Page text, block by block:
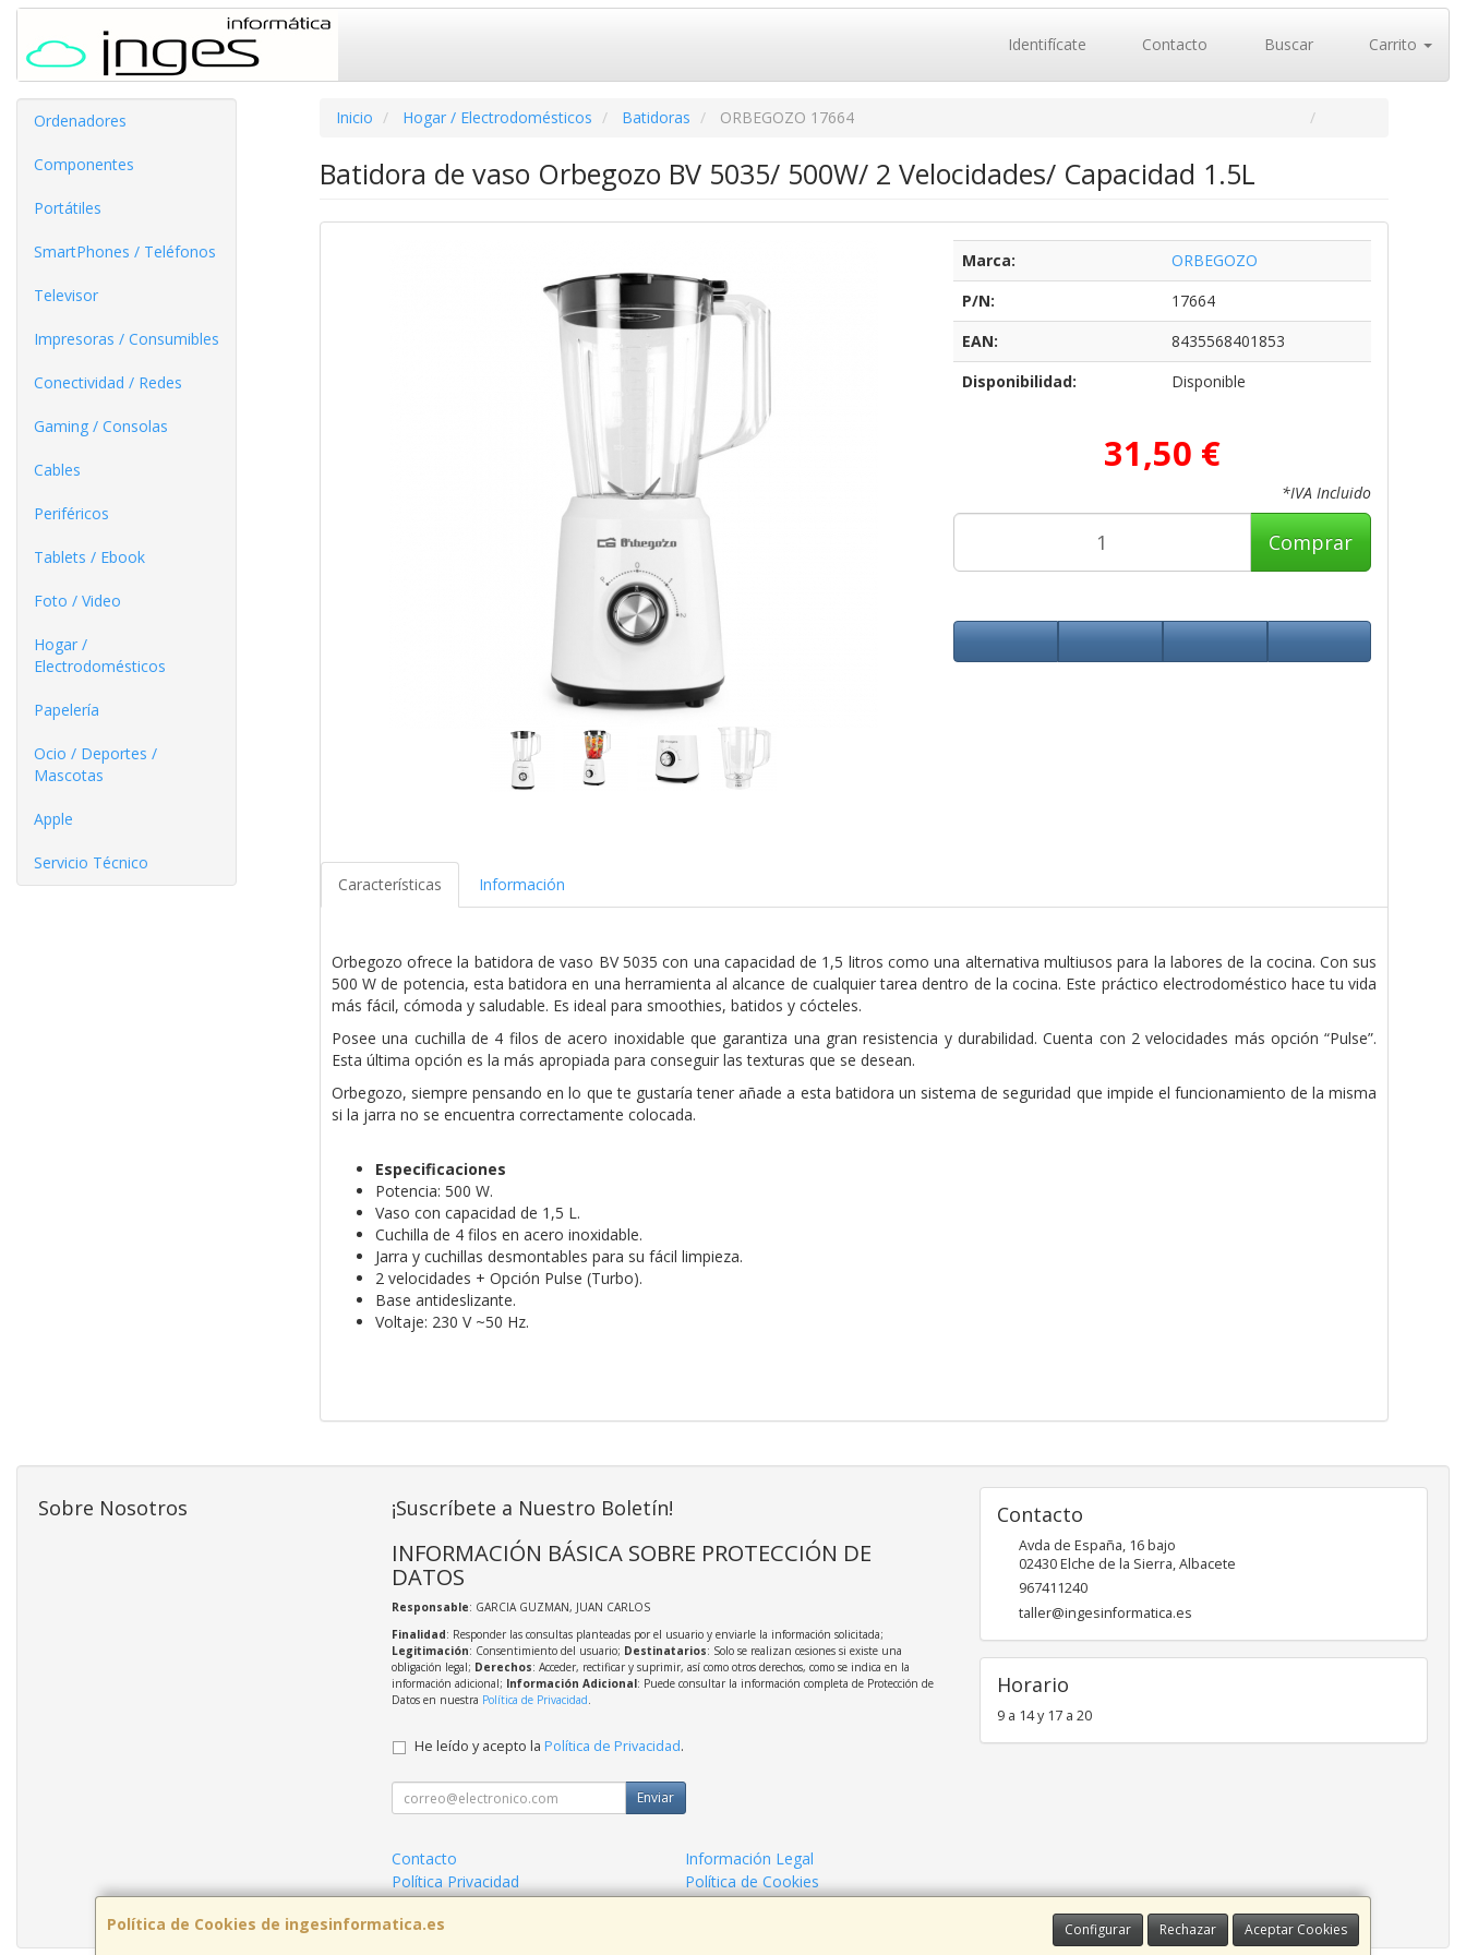
Identifícate Contacto Buscar Carrito
Ordenadores
Componentes
Portátiles
SmartPhones / Teléfonos
Televisor
Impresoras / Consumibles
Conectividad / Redes
Gaming / Consolas
Cables
Periféricos
Tablets / Ebook
Foto / Video
Hogar /
Electrodomésticos
Papelería
Ocio / Deportes /
Mascotas
Apple
Servicio Técnico
Inicio Hogar / Electrodomésticos Batidoras ORBEGOZO 17664
Batidora de vaso Orbegozo BV 5035/ 500W/ 2 Velocidades/ Capacidad 1.5L
Marca:
ORBEGOZO
P/N:
17664
EAN:
8435568401853
Disponibilidad:
Disponible
31,50 €
*IVA Incluido
Comprar
Características Información
Orbegozo ofrece la batidora de vaso BV 5035 con una capacidad de 1,5 litros como una alternativa multiusos para la labores de la cocina. Con sus
500 W de potencia, esta batidora en una herramienta al alcance de cualquier tarea dentro de la cocina. Este práctico electrodoméstico hace tu vida
más fácil, cómoda y saludable. Es ideal para smoothies, batidos y cócteles.
Posee una cuchilla de 4 filos de acero inoxidable que garantiza una gran resistencia y durabilidad. Cuenta con 2 velocidades más opción “Pulse”.
Esta última opción es la más apropiada para conseguir las texturas que se desean.
Orbegozo, siempre pensando en lo que te gustaría tener añade a esta batidora un sistema de seguridad que impide el funcionamiento de la misma
si la jarra no se encuentra correctamente colocada.
Especificaciones
Potencia: 500 W.
Vaso con capacidad de 1,5 L.
Cuchilla de 4 filos en acero inoxidable.
Jarra y cuchillas desmontables para su fácil limpieza.
2 velocidades + Opción Pulse (Turbo).
Base antideslizante.
Voltaje: 230 V ~50 Hz.
Política de Cookies de ingesinformatica.es Configurar Rechazar Aceptar Cookies
Sobre Nosotros ¡Suscríbete a Nuestro Boletín!
INFORMACIÓN BÁSICA SOBRE PROTECCIÓN DE
DATOS
Responsable: GARCIA GUZMAN, JUAN CARLOS
Finalidad: Responder las consultas planteadas por el usuario y enviarle la información solicitada;
Legitimación: Consentimiento del usuario; Destinatarios: Solo se realizan cesiones si existe una
obligación legal; Derechos: Acceder, rectificar y suprimir, así como otros derechos, como se indica en la
información adicional; Información Adicional: Puede consultar la información completa de Protección de
Datos en nuestra Política de Privacidad.
He leído y acepto la Política de Privacidad.
Enviar
Contacto
Información Legal
Política Privacidad
Política de Cookies
Contacto
Avda de España, 16 bajo
02430Elche de la Sierra,Albacete
967411240
taller@ingesinformatica.es
Horario
9 a 14 y 17 a 20